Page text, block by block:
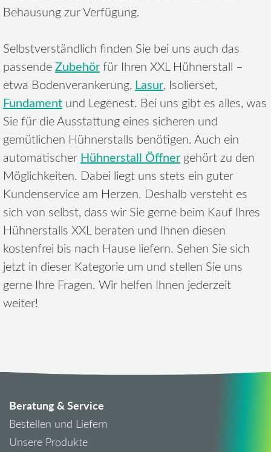
Behausung zur Verfügung.
Selbstverständlich finden Sie bei uns auch das
passendeZubehörfür Ihren XXL Hühnerstall –
etwa Bodenverankerung, Lasur, Isolierset,
Fundament und Legenest. Bei uns gibt es alles, was
Sie für die Ausstattung eines sicheren und
gemütlichen Hühnerstalls benötigen. Auch ein
automatischer Hühnerstall Öffner gehört zu den
Möglichkeiten. Dabei liegt uns stets ein guter
Kundenservice am Herzen. Deshalb versteht es
sich von selbst, dass wir Sie gerne beim Kauf Ihres
Hühnerstalls XXL beraten und Ihnen diesen
kostenfrei bis nach Hause liefern. Sehen Sie sich
jetzt in dieser Kategorie um und stellen Sie uns
gerne Ihre Fragen. Wir helfen Ihnen jederzeit
weiter!
Beratung & Service
Bestellen und Liefern
Unsere Produkte